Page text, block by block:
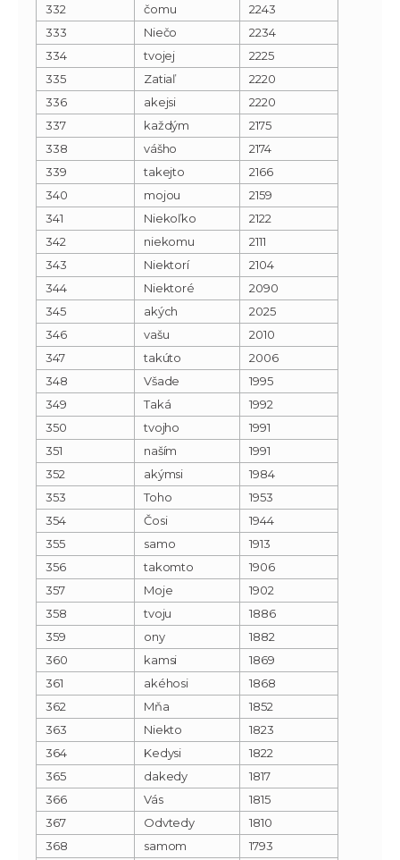
332
čomu
2243
333
Niečo
2234
334
tvojej
2225
335
Zatiaľ
2220
336
akejsi
2220
337
každým
2175
338
vášho
2174
339
takejto
2166
340
mojou
2159
341
Niekoľko
2122
342
niekomu
2111
343
Niektorí
2104
344
Niektoré
2090
345
akých
2025
346
vašu
2010
347
takúto
2006
348
Všade
1995
349
Taká
1992
350
tvojho
1991
351
naším
1991
352
akýmsi
1984
353
Toho
1953
354
Čosi
1944
355
samo
1913
356
takomto
1906
357
Moje
1902
358
tvoju
1886
359
ony
1882
360
kamsi
1869
361
akéhosi
1868
362
Mňa
1852
363
Niekto
1823
364
Kedysi
1822
365
dakedy
1817
366
Vás
1815
367
Odvtedy
1810
368
samom
1793